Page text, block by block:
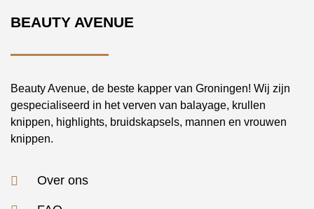
BEAUTY AVENUE
Beauty Avenue, de beste kapper van Groningen! Wij zijn
gespecialiseerd in het verven van balayage, krullen
knippen, highlights, bruidskapsels, mannen en vrouwen
knippen.
Over ons